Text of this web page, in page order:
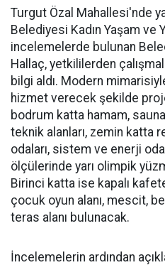
Turgut Özal Mahallesi'nde
Belediyesi Kadın Yaşam ve
incelemelerde bulunan
Hallaç, yetkililerden
bilgi aldı. Modern
hizmet verecek şekilde
bodrum katta hamam,
teknik alanları, zemin katta
odaları, sistem ve enerji
ölçülerinde yarı olimpik
Birinci katta ise kapalı
çocuk oyun alanı, mescit,
teras alanı bulunacak.
İncelemelerin ardından